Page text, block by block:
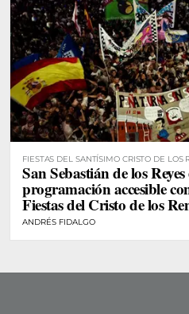
FIESTAS DEL SANTÍSIMO CRISTO DE LOS
San Sebastián de los
programación accesible
Fiestas del Cristo de los
ANDRÉS FIDALGO